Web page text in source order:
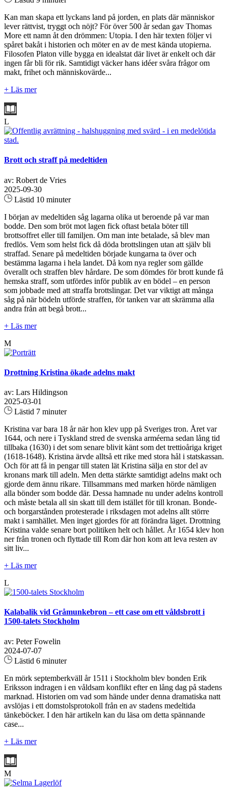
Kan man skapa ett lyckans land på jorden, en plats där människor
lever rättvist, tryggt och nöjt? För över 500 år sedan gav Thomas
More ett namn åt den drömmen: Utopia. I den här texten följer vi
spåret bakåt i historien och möter en av de mest kända utopierna.
Filosofen Platon ville bygga en idealstat där livet är enkelt och där
ingen får bli för rik. Samtidigt väcker hans idéer svåra frågor om
makt, frihet och människovärde...
+ Läs mer
L
Brott och straff på medeltiden
av: Robert de Vries
2025-09-30
Lästid 10 minuter
I början av medeltiden såg lagarna olika ut beroende på var man
bodde. Den som bröt mot lagen fick oftast betala böter till
brottsoffret eller till familjen. Om man inte betalade, så blev man
fredlös. Vem som helst fick då döda brottslingen utan att själv bli
straffad. Senare på medeltiden började kungarna ta över och
bestämma lagarna i hela landet. Då kom nya regler som gällde
överallt och straffen blev hårdare. De som dömdes för brott kunde få
hemska straff, som utfördes inför publik av en bödel – en person
som jobbade med att straffa brottslingar. Det var viktigt att många
såg på när bödeln utförde straffen, för tanken var att skrämma alla
andra från att begå brott...
+ Läs mer
M
Drottning Kristina ökade adelns makt
av: Lars Hildingson
2025-03-01
Lästid 7 minuter
Kristina var bara 18 år när hon klev upp på Sveriges tron. Året var
1644, och nere i Tyskland stred de svenska arméerna sedan lång tid
tillbaka (1630) i det som senare blivit känt som det trettioåriga kriget
(1618-1648). Kristina ärvde alltså ett rike med stora hål i statskassan.
Och för att få in pengar till staten lät Kristina sälja en stor del av
kronans mark till adeln. Men detta stärkte samtidigt adelns makt och
gjorde dem ännu rikare. Tillsammans med marken hörde nämligen
alla bönder som bodde där. Dessa hamnade nu under adelns kontroll
och måste betala all sin skatt till dem istället för till kronan. Bonde-
och borgarstånden protesterade i riksdagen mot adelns allt större
makt i samhället. Men inget gjordes för att förändra läget. Drottning
Kristina valde senare bort politiken helt och hållet. År 1654 klev hon
ner från tronen och flyttade till Rom där hon kom att leva resten av
sitt liv...
+ Läs mer
L
Kalabalik vid Gråmunkebron – ett case om ett våldsbrott i
1500-talets Stockholm
av: Peter Fowelin
2024-07-07
Lästid 6 minuter
En mörk septemberkväll år 1511 i Stockholm blev bonden Erik
Eriksson indragen i en våldsam konflikt efter en lång dag på stadens
marknad. Historien om vad som hände under denna dramatiska natt
avslöjas i ett domstolsprotokoll från en av stadens medeltida
tänkeböcker. I den här artikeln kan du läsa om detta spännande
case...
+ Läs mer
M